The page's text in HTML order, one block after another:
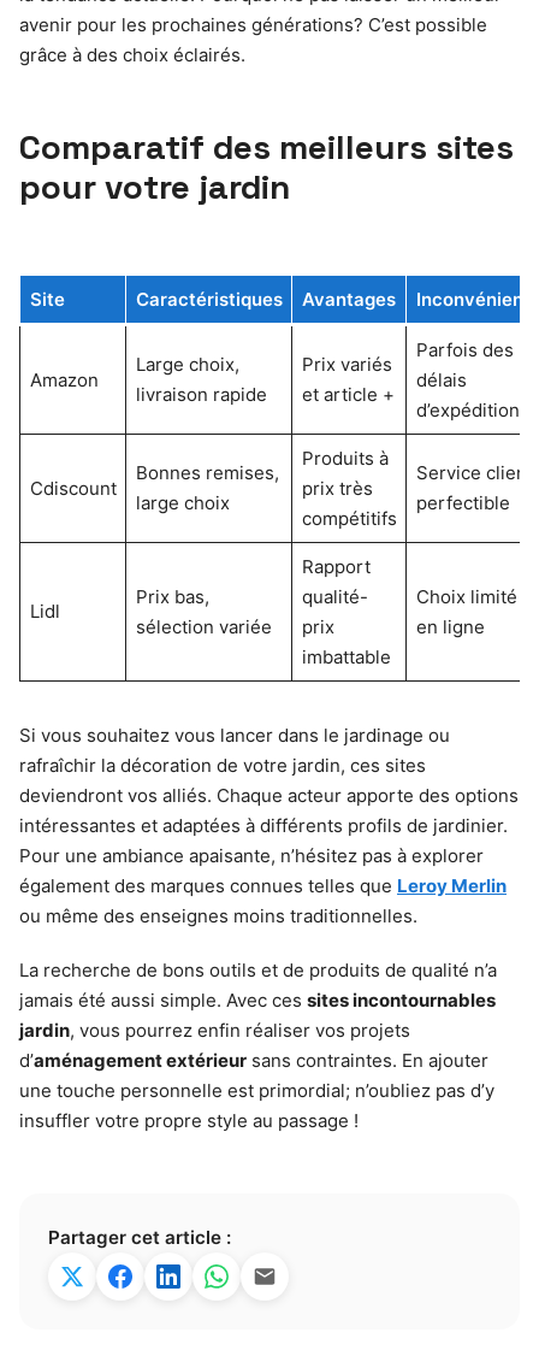
avenir pour les prochaines générations? C’est possible
grâce à des choix éclairés.
Comparatif des meilleurs sites
pour votre jardin
Site Caractéristiques Avantages Inconvénients
Amazon
Large choix,
livraison rapide
Prix variés
et article +
Parfois des
délais
d’expédition
Cdiscount
Bonnes remises,
large choix
Produits à
prix très
compétitifs
Service client
perfectible
Lidl
Prix bas,
sélection variée
Rapport
qualité-
prix
imbattable
Choix limité
en ligne
Si vous souhaitez vous lancer dans le jardinage ou
rafraîchir la décoration de votre jardin, ces sites
deviendront vos alliés. Chaque acteur apporte des options
intéressantes et adaptées à différents profils de jardinier.
Pour une ambiance apaisante, n’hésitez pas à explorer
également des marques connues telles que Leroy Merlin
ou même des enseignes moins traditionnelles.
La recherche de bons outils et de produits de qualité n’a
jamais été aussi simple. Avec ces sites incontournables
jardin, vous pourrez enfin réaliser vos projets
d’aménagement extérieur sans contraintes. En ajouter
une touche personnelle est primordial; n’oubliez pas d’y
insuffler votre propre style au passage !
Partager cet article :